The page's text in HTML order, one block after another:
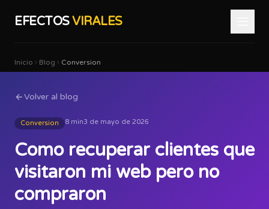
EFECTOSVIRALES
Inicio Blog Conversion
Volver al blog
Conversion 8 min3 de mayo de 2026
Como recuperar clientes que
visitaron mi web pero no
compraron